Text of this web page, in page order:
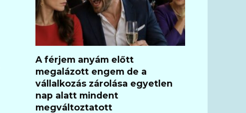
A férjem anyám előtt
megalázott engem de a
vállalkozás zárolása egyetlen
nap alatt mindent
megváltoztatott